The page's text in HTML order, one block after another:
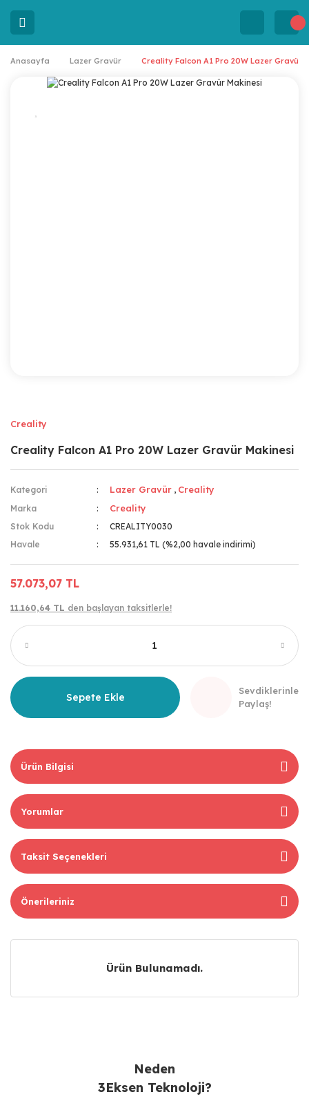
Anasayfa Lazer Gravür Creality Falcon A1 Pro 20W Lazer Gravür
Creality
Creality Falcon A1 Pro 20W Lazer Gravür Makinesi
Kategori Lazer Gravür , Creality
Marka Creality
Stok Kodu
CREALITY0030
Havale
55.931,61 TL (%2,00 havale indirimi)
57.073,07 TL
11.160,64 TL den başlayan taksitlerle!
Sepete Ekle
Sevdiklerinle
Paylaş!
Ürün Bilgisi
Yorumlar
Taksit Seçenekleri
Önerileriniz
Ürün Bulunamadı.
Neden
3Eksen Teknoloji?